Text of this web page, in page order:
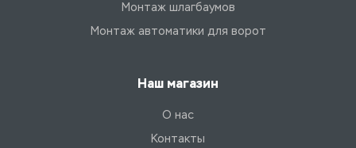
Монтаж шлагбаумов
Монтаж автоматики для ворот
Наш магазин
О нас
Контакты